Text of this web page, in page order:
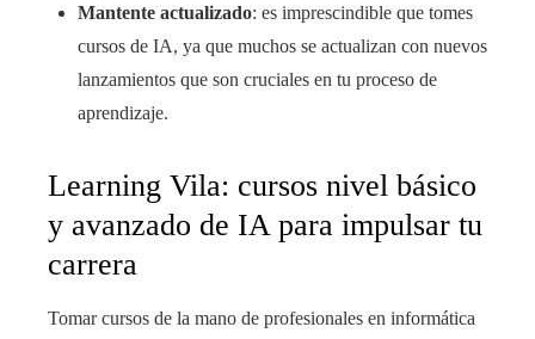
Mantente actualizado: es imprescindible que tomes
cursos de IA, ya que muchos se actualizan con nuevos
lanzamientos que son cruciales en tu proceso de
aprendizaje.
Learning Vila: cursos nivel básico
y avanzado de IA para impulsar tu
carrera
Tomar cursos de la mano de profesionales en informática